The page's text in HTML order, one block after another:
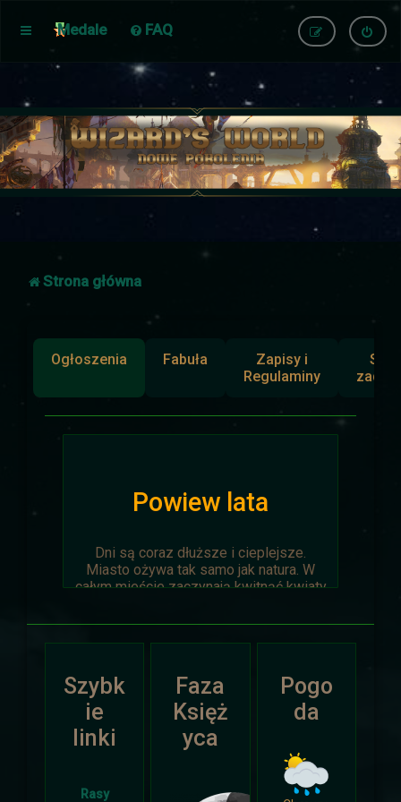
Medale FAQ
Strona główna
Ogłoszenia Fabuła
Zapisy i
Regulaminy
Powiew lata
Dni są coraz dłuższe i cieplejsze.
Miasto ożywa tak samo jak natura. W
całym mieście zaczynają kwitnąć kwiaty
niej udział niech napisze do
Dariusza.
Otrzyma mały upominek.
Atak Zimy i Święta
Szybk
ie
linki
Rasy
Faza
Księż
yca
Pogo
da